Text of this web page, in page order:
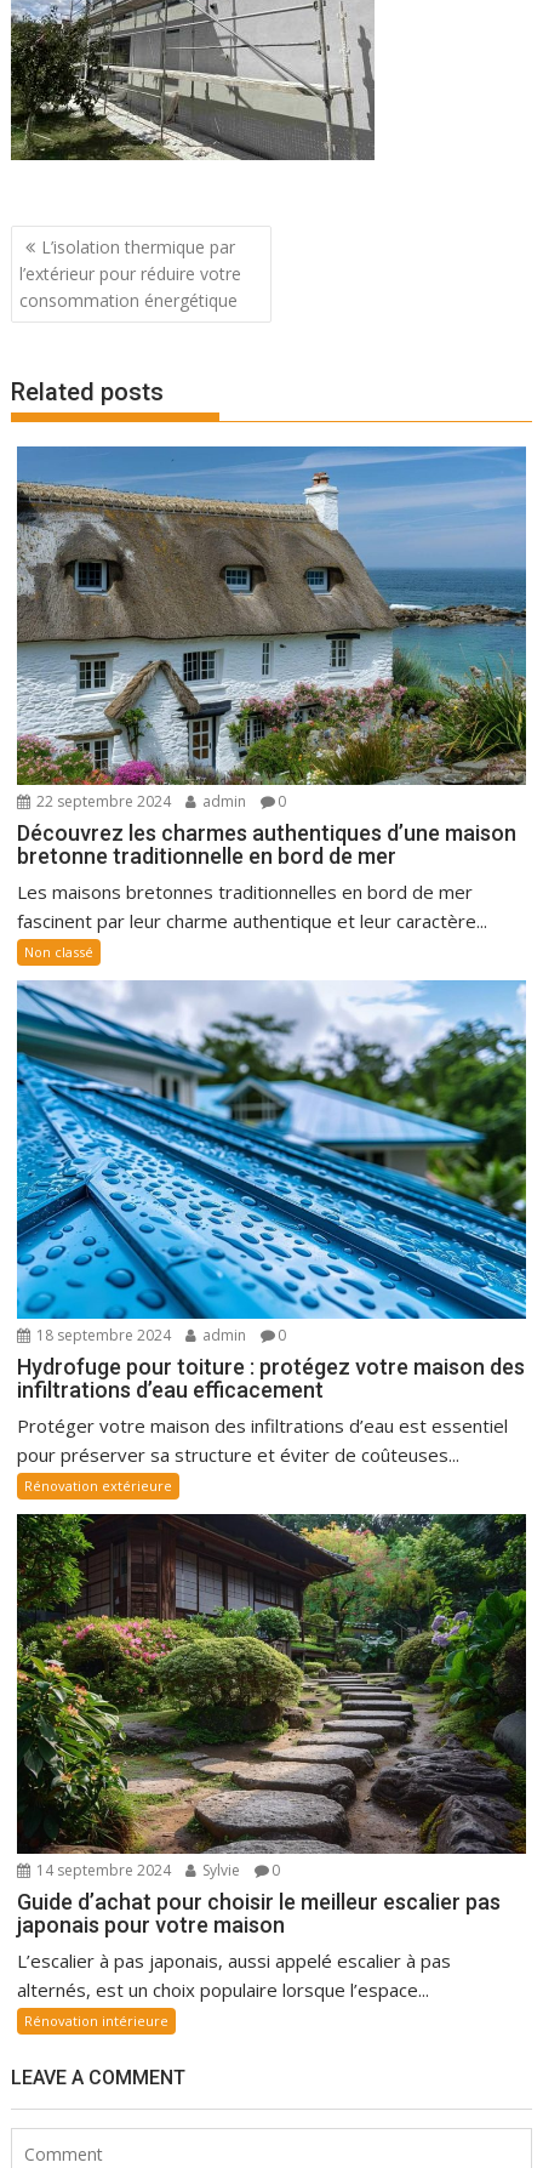
Navigation
de
l’article
L’isolation thermique par
l’extérieur pour réduire votre
consommation énergétique
Related posts
22 septembre 2024 admin 0
Découvrez les charmes authentiques d’une maison
bretonne traditionnelle en bord de mer
Les maisons bretonnes traditionnelles en bord de mer
fascinent par leur charme authentique et leur caractère...
Non classé
18 septembre 2024 admin 0
Hydrofuge pour toiture : protégez votre maison des
infiltrations d’eau efficacement
Protéger votre maison des infiltrations d’eau est essentiel
pour préserver sa structure et éviter de coûteuses...
Rénovation extérieure
14 septembre 2024 Sylvie 0
Guide d’achat pour choisir le meilleur escalier pas
japonais pour votre maison
L’escalier à pas japonais, aussi appelé escalier à pas
alternés, est un choix populaire lorsque l’espace...
Rénovation intérieure
LEAVE A COMMENT